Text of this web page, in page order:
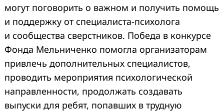
могут поговорить о важном и получить помощь
и поддержку от специалиста-психолога
и сообщества сверстников. Победа в конкурсе
Фонда Мельниченко помогла организаторам
привлечь дополнительных специалистов,
проводить мероприятия психологической
направленности, продолжать создавать
выпуски для ребят, попавших в трудную